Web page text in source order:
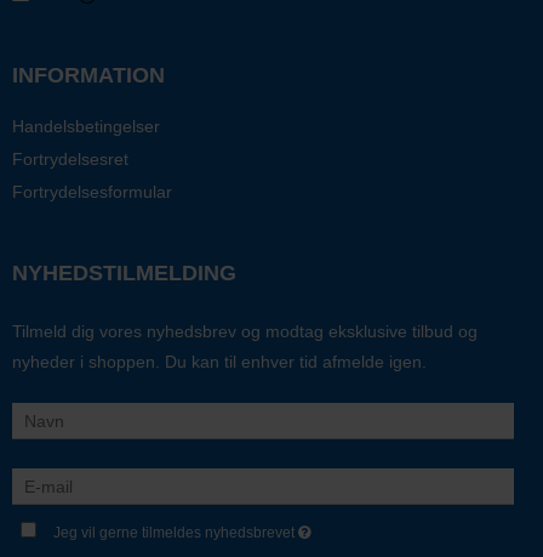
INFORMATION
Handelsbetingelser
Fortrydelsesret
Fortrydelsesformular
NYHEDSTILMELDING
Tilmeld dig vores nyhedsbrev og modtag eksklusive tilbud og
nyheder i shoppen. Du kan til enhver tid afmelde igen.
Jeg vil gerne tilmeldes nyhedsbrevet